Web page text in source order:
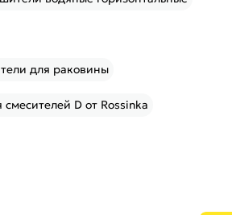
для раковины
D от Rossinka